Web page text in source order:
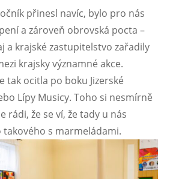
přinesl navíc, bylo pro nás
a zároveň obrovská pocta –
a krajské zastupitelstvo zařadily
krajsky významné akce.
tak ocitla po boku Jizerské
Lípy Musicy. Toho si nesmírně
rádi, že se ví, že tady u nás
takového s marmeládami.